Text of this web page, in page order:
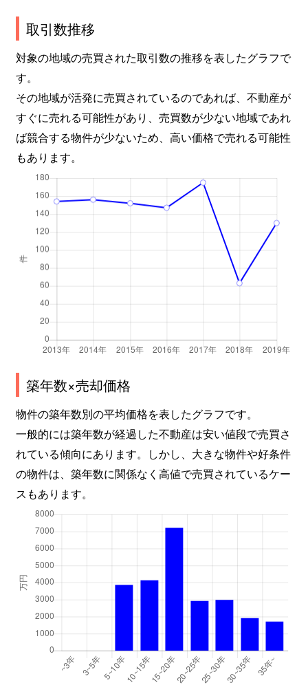
取引数推移
対象の地域の売買された取引数の推移を表したグラフで
す。
その地域が活発に売買されているのであれば、不動産が
すぐに売れる可能性があり、売買数が少ない地域であれ
ば競合する物件が少ないため、高い価格で売れる可能性
もあります。
築年数×売却価格
物件の築年数別の平均価格を表したグラフです。
一般的には築年数が経過した不動産は安い値段で売買さ
れている傾向にあります。しかし、大きな物件や好条件
の物件は、築年数に関係なく高値で売買されているケー
スもあります。